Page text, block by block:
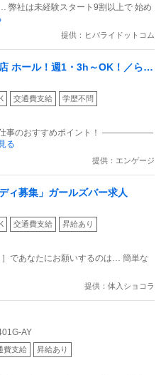
社は未経験スタート9割以上で 始め
提供：ヒバライドットコム
ホール！週1・3h～OK！／らあ
交通費支給 学歴不問
おすすめポイント！ ――――――
る
提供：エンゲージ
ィ募集」ガールズバー求人
交通費支給 昇給あり
］であなたにお願いするのは… 簡単な
提供：体入ショコラ
AY
費支給 昇給あり